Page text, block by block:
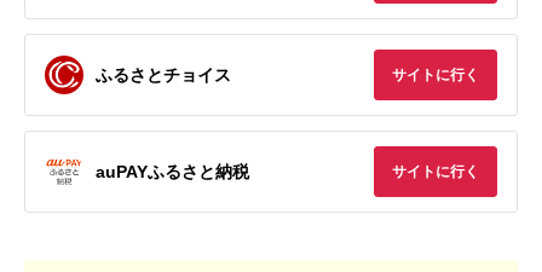
ふるさとチョイス サイトに行く
auPAYふるさと納税 サイトに行く